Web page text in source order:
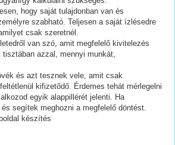
hogy saját tulajdonban van és
szabható. Teljesen a saját ízlésedre
csak szeretnél.
van szó, amit megfelelő kivitelezés
azzal, mennyi munkát,
és azt tesznek vele, amit csak
kifizetődő. Érdemes tehát mérlegelni
egyik alappillérét jelenti. Ha
segítek meghozni a megfelelő döntést.
készítés